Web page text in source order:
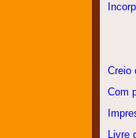
Creio
Com
Livre